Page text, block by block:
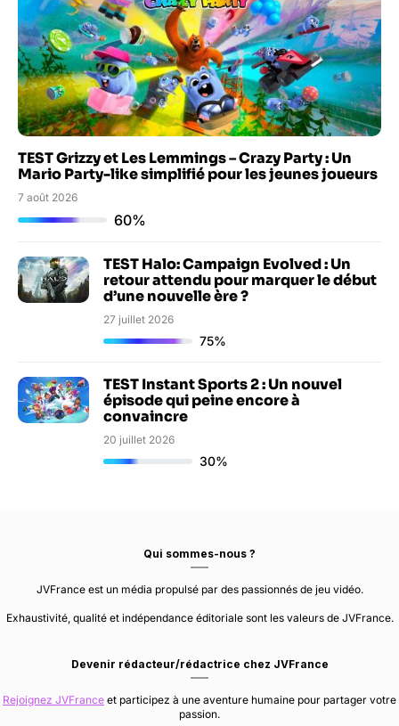
TEST Grizzy et Les Lemmings – Crazy Party : Un
Mario Party-like simplifié pour les jeunes joueurs
7 août 2026
60%
TEST Halo: Campaign Evolved : Un
retour attendu pour marquer le début
d’une nouvelle ère ?
27 juillet 2026
75%
TEST Instant Sports 2 : Un nouvel
épisode qui peine encore à
convaincre
20 juillet 2026
30%
Qui sommes-nous ?
JVFrance est un média propulsé par des passionnés de jeu vidéo.
Exhaustivité, qualité et indépendance éditoriale sont les valeurs de JVFrance.
Devenir rédacteur/rédactrice chez JVFrance
Rejoignez JVFrance et participez à une aventure humaine pour partager votre
passion.